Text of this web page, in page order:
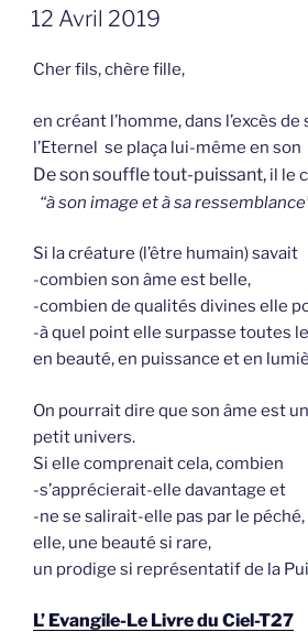
GEPLAATST
OP
12 Avril 2019
Cher fils, chère fille,
en créant l’homme, dans l’excès de
l’Eternel se plaça lui-même en
De son souffle tout-puissant, il le
“à son image et à sa
Si la créature (l’être humain) savait
-combien son âme est belle,
-combien de qualités divines elle
-à quel point elle surpasse tou­tes
en beauté, en puissance et en
On pourrait dire que son âme est
petit univers.
Si elle comprenait cela, combien
-s’apprécierait-elle davantage et
-ne se salirait-elle pas par le péché,
elle, une beauté si rare,
un prodige si représentatif de la
L’ Evangile-Le Livre du Ciel-T27